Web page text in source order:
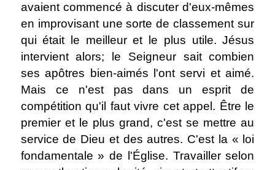
avaient commencé à discuter d'eux-mêmes
en improvisant une sorte de classement sur
qui était le meilleur et le plus utile. Jésus
intervient alors; le Seigneur sait combien
ses apôtres bien-aimés l'ont servi et aimé.
Mais ce n'est pas dans un esprit de
compétition qu'il faut vivre cet appel. Être le
premier et le plus grand, c'est se mettre au
service de Dieu et des autres. C'est la « loi
fondamentale » de l'Église. Travailler selon